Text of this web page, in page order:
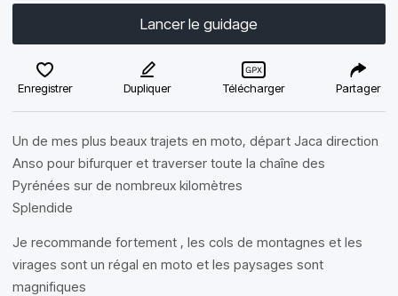
Lancer le guidage
Enregistrer Dupliquer Télécharger Partager
Un de mes plus beaux trajets en moto, départ Jaca direction
Anso pour bifurquer et traverser toute la chaîne des
Pyrénées sur de nombreux kilomètres
Splendide
Je recommande fortement , les cols de montagnes et les
virages sont un régal en moto et les paysages sont
magnifiques